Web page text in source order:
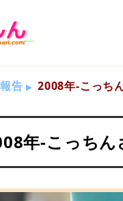
告 2008年-こっち
年-こっちん